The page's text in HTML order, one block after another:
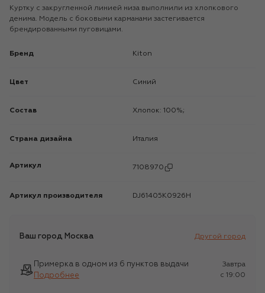
Куртку с закругленной линией низа выполнили из хлопкового
денима. Модель с боковыми карманами застегивается
брендированными пуговицами.
Бренд Kiton
Цвет Синий
Состав Хлопок: 100%;
Страна дизайна Италия
Артикул 7108970
Артикул производителя DJ61405K0926H
Ваш город Москва Другой город
Примерка в одном из 6 пунктов выдачи
Подробнее
Завтра
c 19:00